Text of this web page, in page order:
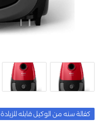
كفالة سنه من الوكيل قابله للزيادة